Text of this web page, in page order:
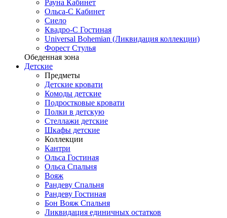
Рауна Кабинет
Ольса-С Кабинет
Сиело
Квадро-С Гостиная
Universal Bohemian (Ликвидация коллекции)
Форест Стулья
Обеденная зона
Детские
Предметы
Детские кровати
Комоды детские
Подростковые кровати
Полки в детскую
Стеллажи детские
Шкафы детские
Коллекции
Кантри
Ольса Гостиная
Ольса Спальня
Вояж
Рандеву Спальня
Рандеву Гостиная
Бон Вояж Спальня
Ликвидация единичных остатков